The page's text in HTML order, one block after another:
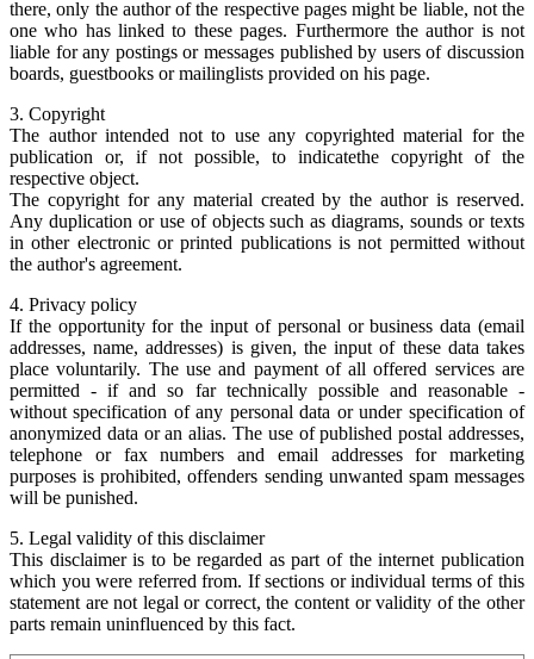
there, only the author of the respective pages might be liable, not the
one who has linked to these pages. Furthermore the author is not
liable for any postings or messages published by users of discussion
boards, guestbooks or mailinglists provided on his page.
3. Copyright
The author intended not to use any copyrighted material for the
publication or, if not possible, to indicatethe copyright of the
respective object.
The copyright for any material created by the author is reserved.
Any duplication or use of objects such as diagrams, sounds or texts
in other electronic or printed publications is not permitted without
the author's agreement.
4. Privacy policy
If the opportunity for the input of personal or business data (email
addresses, name, addresses) is given, the input of these data takes
place voluntarily. The use and payment of all offered services are
permitted - if and so far technically possible and reasonable -
without specification of any personal data or under specification of
anonymized data or an alias. The use of published postal addresses,
telephone or fax numbers and email addresses for marketing
purposes is prohibited, offenders sending unwanted spam messages
will be punished.
5. Legal validity of this disclaimer
This disclaimer is to be regarded as part of the internet publication
which you were referred from. If sections or individual terms of this
statement are not legal or correct, the content or validity of the other
parts remain uninfluenced by this fact.